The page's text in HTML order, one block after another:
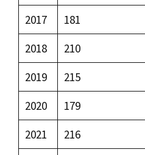
2017
181
2018
210
2019
215
2020
179
2021
216